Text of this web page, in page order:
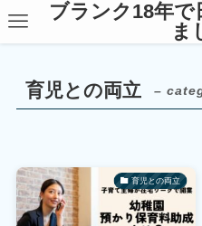
ブランク18年で
ま
育児との両立 –
育児との両立